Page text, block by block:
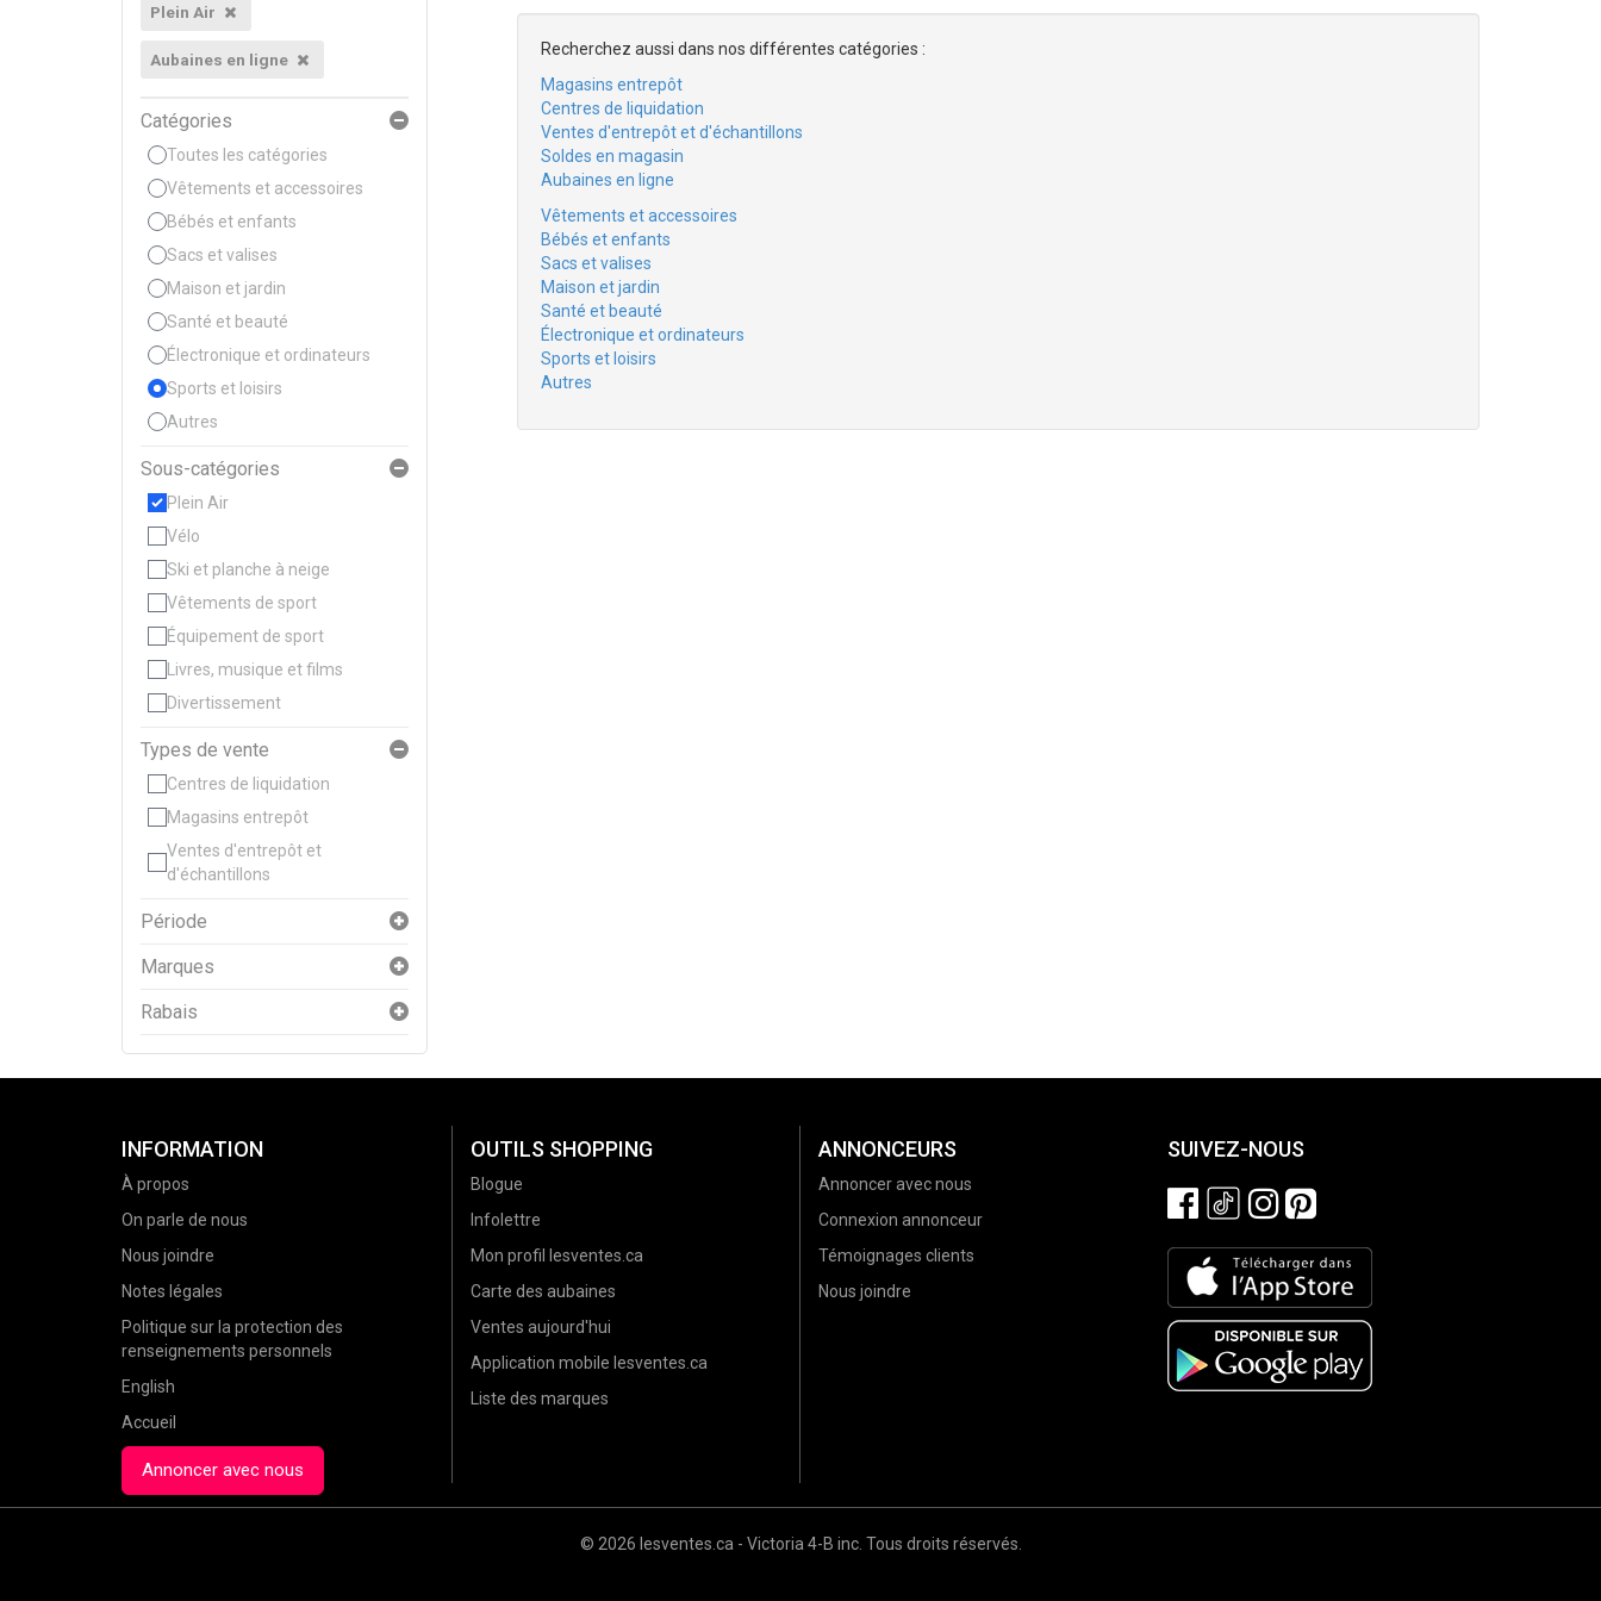
Plein Air
Aubaines en ligne
Catégories
Toutes les catégories
Vêtements et accessoires
Bébés et enfants
Sacs et valises
Maison et jardin
Santé et beauté
Électronique et ordinateurs
Sports et loisirs
Autres
Sous-catégories
Plein Air
Vélo
Ski et planche à neige
Vêtements de sport
Équipement de sport
Livres, musique et films
Divertissement
Types de vente
Centres de liquidation
Magasins entrepôt
Ventes d'entrepôt et
d'échantillons
Période
Marques
Rabais
Recherchez aussi dans nos différentes catégories :
Magasins entrepôt
Centres de liquidation
Ventes d'entrepôt et d'échantillons
Soldes en magasin
Aubaines en ligne
Vêtements et accessoires
Bébés et enfants
Sacs et valises
Maison et jardin
Santé et beauté
Électronique et ordinateurs
Sports et loisirs
Autres
INFORMATION
À propos
On parle de nous
Nous joindre
Notes légales
Politique sur la protection des
renseignements personnels
English
Accueil
Annoncer avec nous
OUTILS SHOPPING
Blogue
Infolettre
Mon profil lesventes.ca
Carte des aubaines
Ventes aujourd'hui
Application mobile lesventes.ca
Liste des marques
ANNONCEURS
Annoncer avec nous
Connexion annonceur
Témoignages clients
Nous joindre
SUIVEZ-NOUS
© 2026 lesventes.ca - Victoria 4-B inc. Tous droits réservés.